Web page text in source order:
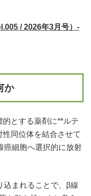
/ 2026年3月号）-
か
とする薬剤に**ルテ
同位体を結合させて
癌細胞へ選択的に放射
込まれることで、β線